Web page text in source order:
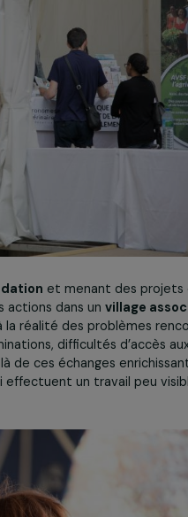
la Fondation
et
leurs actions dans un
à la réalité des
discriminations,